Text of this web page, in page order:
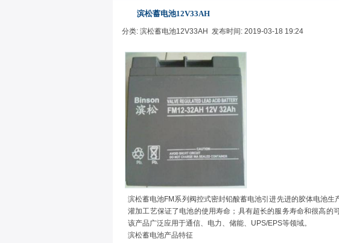
滨松蓄电池12V33AH
分类: 滨松蓄电池12V33AH 发布时间: 2019-03-18 19:24
滨松蓄电池FM系列阀控式密封铅酸蓄电池引进先进的胶体电池
灌加工艺保证了电池的使用寿命；具有超长的服务寿命和很高的
该产品广泛应用于通信、电力、储能、UPS/EPS等领域。
滨松蓄电池产品特征